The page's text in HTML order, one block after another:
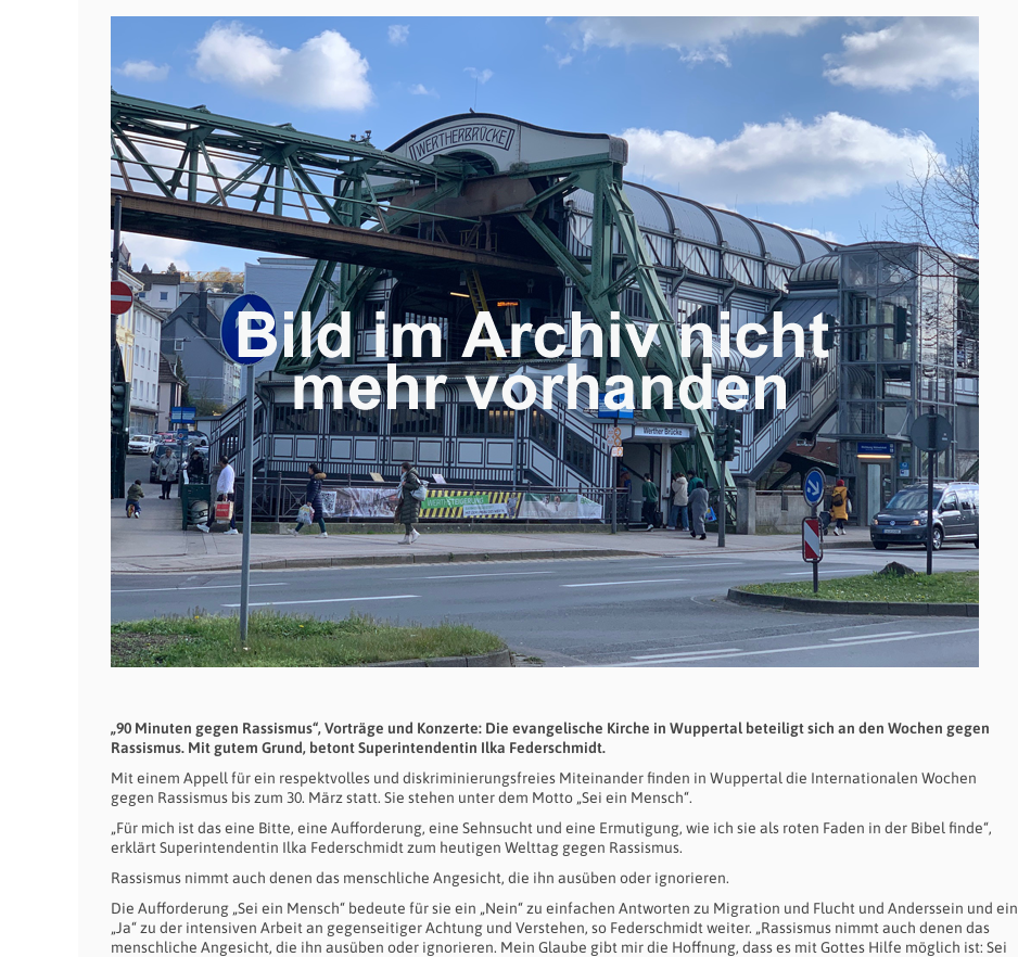
„90 Minuten gegen Rassismus“, Vorträge und Konzerte: Die evangelische Kirche in Wuppertal beteiligt sich an den Wochen gegen
Rassismus. Mit gutem Grund, betont Superintendentin Ilka Federschmidt.
Mit einem Appell für ein respektvolles und diskriminierungsfreies Miteinander finden in Wuppertal die Internationalen Wochen
gegen Rassismus bis zum 30. März statt. Sie stehen unter dem Motto „Sei ein Mensch“.
„Für mich ist das eine Bitte, eine Aufforderung, eine Sehnsucht und eine Ermutigung, wie ich sie als roten Faden in der Bibel finde“,
erklärt Superintendentin Ilka Federschmidt zum heutigen Welttag gegen Rassismus.
Rassismus nimmt auch denen das menschliche Angesicht, die ihn ausüben oder ignorieren.
Die Aufforderung „Sei ein Mensch“ bedeute für sie ein „Nein“ zu einfachen Antworten zu Migration und Flucht und Anderssein und ein
„Ja“ zu der intensiven Arbeit an gegenseitiger Achtung und Verstehen, so Federschmidt weiter. „Rassismus nimmt auch denen das
menschliche Angesicht, die ihn ausüben oder ignorieren. Mein Glaube gibt mir die Hoffnung, dass es mit Gottes Hilfe möglich ist: Sei